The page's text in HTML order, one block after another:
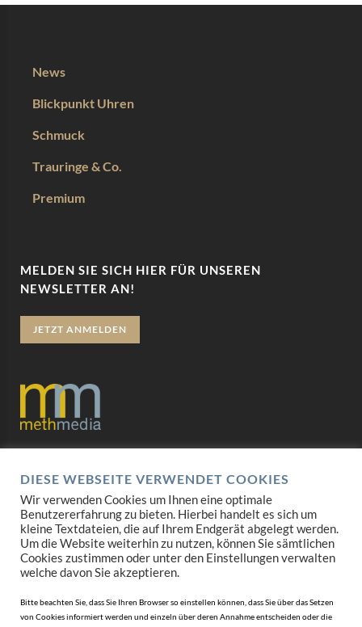
News
Blickpunkt Uhren
Schmuck
Trauringe & Co.
Premium
MELDEN SIE SICH HIER FÜR UNSEREN
NEWSLETTER AN!
JETZT ANMELDEN
Impressum
AGB
Mediadaten
DIESE WEBSEITE VERWENDET COOKIES
Wir verwenden Cookies um Ihnen eine optimale
Benutzererfahrung zu bieten. Hierbei handelt es sich um
kleine Textdateien, die auf Ihrem Endgerät abgelegt werden.
Um die Website weiterhin zu nutzen, können Sie sämtlichen
Cookies zustimmen oder unter den Einstellungen verwalten
welche davon Sie akzeptieren.
Bitte beachten Sie, dass Sie Ihren Browser so einstellen können, dass Sie über das Setzen
von Cookies informiert werden und einzeln über deren Annahme entscheiden oder die